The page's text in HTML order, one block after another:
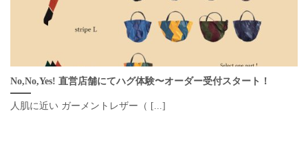
No,No,Yes! 直営店舗にてハグ体験〜オーダー受付スタート！
人肌に近い ガーメントレザー（ [...]